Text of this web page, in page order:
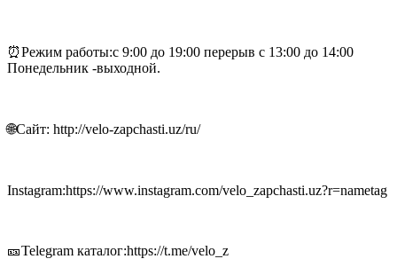
⏰Режим работы:с 9:00 до 19:00 перерыв с 13:00 до 14:00
Понедельник -выходной.
🌐Сайт: http://velo-zapchasti.uz/ru/
Instagram:https://www.instagram.com/velo_zapchasti.uz?r=nametag
🎫Telegram каталог:https://t.me/velo_z